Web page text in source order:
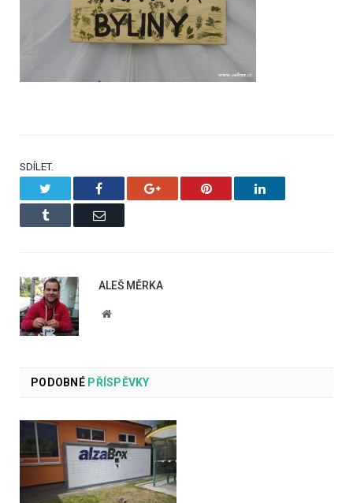
SDÍLET.
Facebook Google+ Pinterest LinkedIn
Tumblr Email
ALEŠ MĚRKA
Website
PODOBNÉPŘÍSPĚVKY